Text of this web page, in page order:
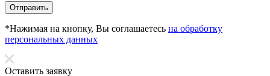
Отправить
*Нажимая на кнопку, Вы соглашаетесь на обработку
персональных данных
Оставить заявку